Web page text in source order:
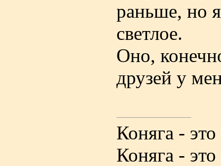
раньше, но
светлое.
Оно,
друзей у
Коняга -
Коняга -